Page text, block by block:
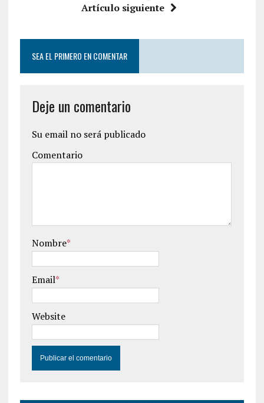
Artículo siguiente
SEA EL PRIMERO EN COMENTAR
Deje un comentario
Su email no será publicado
Comentario
Nombre*
Email*
Website